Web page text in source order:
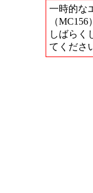
一時的な
（MC156）
しばらく
てくださ